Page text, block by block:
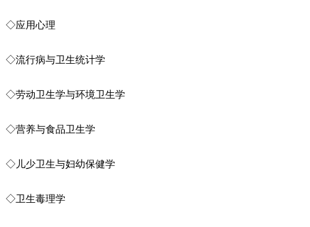
◇应用心理
◇流行病与卫生统计学
◇劳动卫生学与环境卫生学
◇营养与食品卫生学
◇儿少卫生与妇幼保健学
◇卫生毒理学